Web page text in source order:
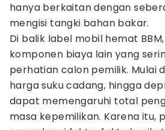
hanya berkaitan dengan
mengisi tangki bahan bakar.
Di balik label mobil hemat
komponen biaya lain yang
perhatian calon pemilik. Mulai
harga suku cadang, hingga
dapat memengaruhi total
masa kepemilikan. Karena itu,